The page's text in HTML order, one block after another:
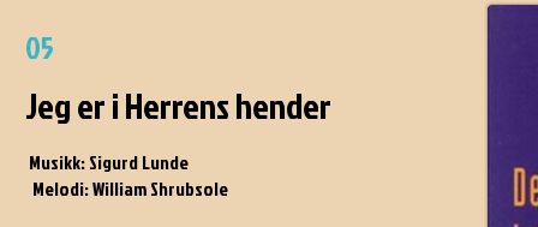
05
Jeg er i Herrens hender
Musikk: Sigurd Lunde
Melodi: William Shrubsole